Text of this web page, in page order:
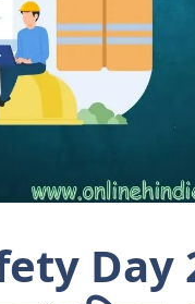
Day